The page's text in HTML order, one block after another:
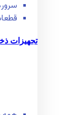
تجهیزات